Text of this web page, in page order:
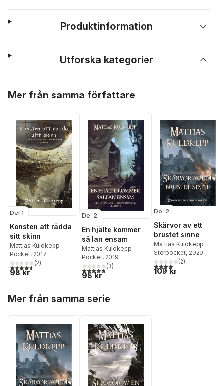
Produktinformation
Utforska kategorier
Mer från samma författare
Del 1
Konsten att rädda
sitt skinn
Mattias Kuldkepp
Pocket, 2017
4,5utav 5 stjärnor. Totalt antal röster:
(2)
98 kr
Del 2
En hjälte kommer
sällan ensam
Mattias Kuldkepp
Pocket, 2019
4,7utav 5 stjärnor. Totalt antal röster:
(3)
98 kr
Del 2
Skärvor av ett
brustet sinne
Mattias Kuldkepp
Storpocket, 2020
4,0utav 5 stjärnor.
(2)
109 kr
Mer från samma serie